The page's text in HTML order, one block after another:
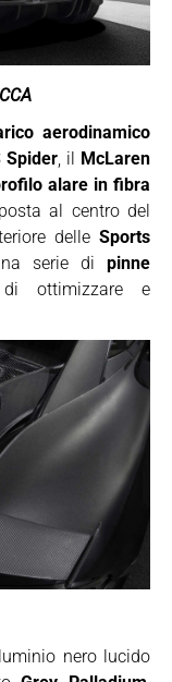
aerodinamico
Spider , il McLaren
alare in fibra
al centro del
delle Sports
serie di pinne
ottimizzare e
nero lucido